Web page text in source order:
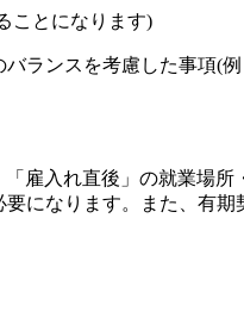
ことになります)
ランスを考慮した事項(
雇入れ直後」の就業場
になります。
また、有期